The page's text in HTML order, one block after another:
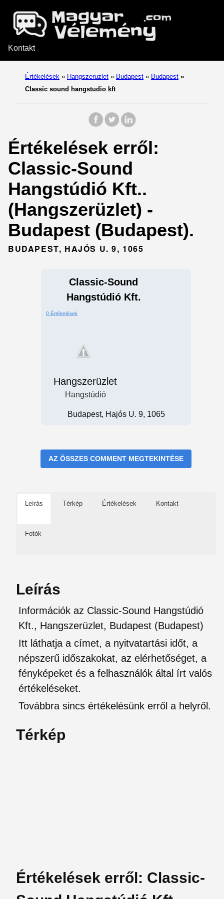
Kontakt
Értékelések » Hangszeruzlet » Budapest » Budapest »
Classic sound hangstudio kft
Értékelések erről:
Classic-Sound
Hangstúdió Kft..
(Hangszerüzlet) -
Budapest (Budapest).
BUDAPEST, HAJÓS U. 9, 1065
Classic-Sound
Hangstúdió Kft.
0 Értékelések
Hangszerüzlet
Hangstúdió
Budapest, Hajós U. 9, 1065
AZ ÖSSZES COMMENT MEGTEKINTÉSE
Leírás Térkép Értékelések Kontakt
Fotók
Leírás
Információk az Classic-Sound Hangstúdió
Kft., Hangszerüzlet, Budapest (Budapest)
Itt láthatja a címet, a nyitvatartási időt, a
népszerű időszakokat, az elérhetőséget, a
fényképeket és a felhasználók által írt valós
értékeléseket.
Továbbra sincs értékelésünk erről a helyről.
Térkép
Értékelések erről: Classic-